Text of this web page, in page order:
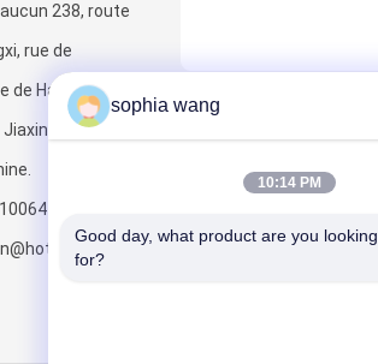
238, route
rue de
de Haining,
Envoyez
sophia wang
10:14 PM
Good day, what product are you looking
for?